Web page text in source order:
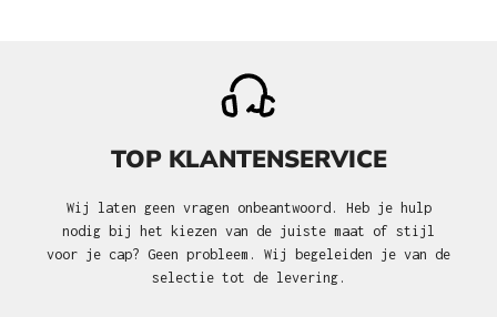
TOP KLANTENSERVICE
Wij laten geen vragen onbeantwoord. Heb je hulp
nodig bij het kiezen van de juiste maat of stijl
voor je cap? Geen probleem. Wij begeleiden je van de
selectie tot de levering.